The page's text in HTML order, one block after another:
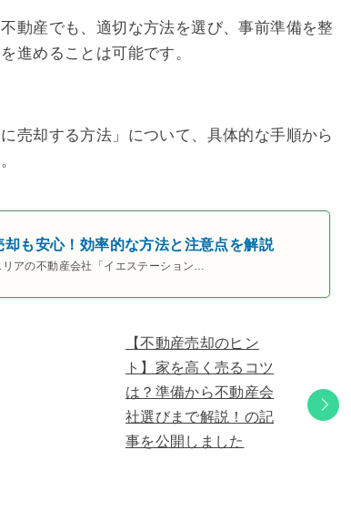
動産でも、適切な方法を選び、事前準備を整
進めることは可能です。
売却する方法」について、具体的な手順から
却も安心！効率的な方法と注意点を解説
アの不動産会社「イエステーション…
【不動産売却のヒン
ト】家を高く売るコツ
は？準備から不動産会
社選びまで解説！の記
事を公開しました